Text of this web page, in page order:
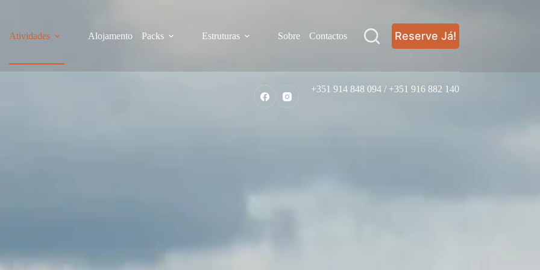
Atividades Alojamento Packs Estruturas Sobre Contactos Reserve Já!
+351 914 848 094 / +351 916 882 140